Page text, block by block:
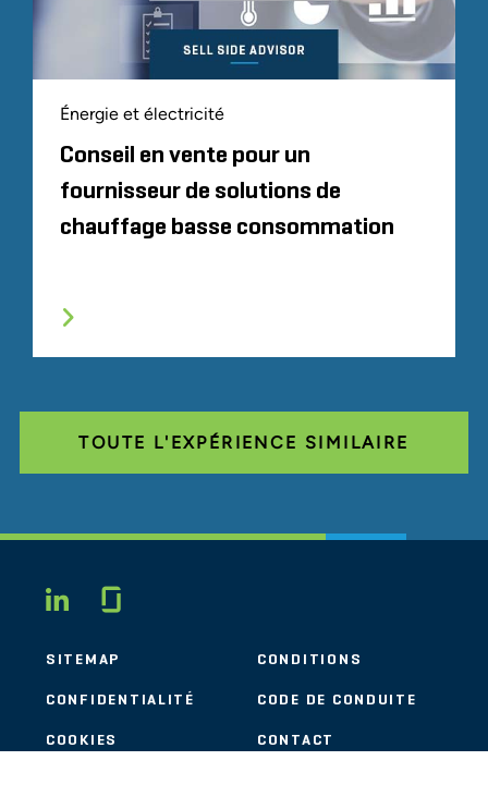
Énergie et électricité
Conseil en vente pour un
fournisseur de solutions de
chauffage basse consommation
TOUTE L'EXPÉRIENCE SIMILAIRE
LINKEDIN
SITEMAP CONDITIONS
CONFIDENTIALITÉ CODE DE CONDUITE
COOKIES CONTACT